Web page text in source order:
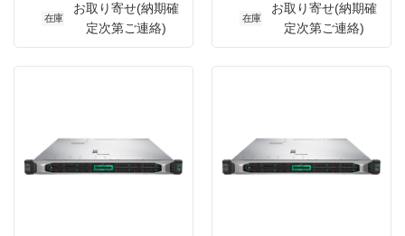
在庫
お取り寄せ(納期確
定次第ご連絡)
在庫
お取り寄せ(納期確
定次第ご連絡)